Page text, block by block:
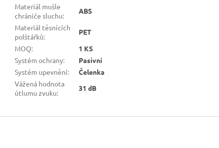
Materiál mušle
chrániče sluchu:
ABS
Materiál těsnících
polštářků:
PET
MOQ:
1 KS
Systém ochrany:
Pasivní
Systém upevnění:
Čelenka
Vážená hodnota
útlumu zvuku:
31 dB